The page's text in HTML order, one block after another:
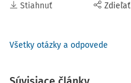
Stiahnuť Zdieľať
Všetky otázky a odpovede